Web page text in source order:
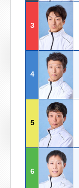
3
4
5
6